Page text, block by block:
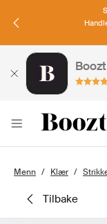
Menn Klær
tilbake